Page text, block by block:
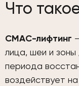
Что
СМАС-лифтинг
лица, шеи и зоны
периода
воздействует на